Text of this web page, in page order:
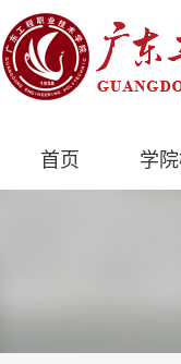
首页 学